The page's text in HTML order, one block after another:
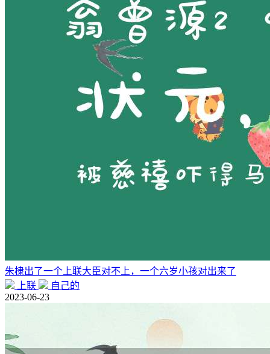
朱棣出了一个上联大臣对不上，一个六岁小孩对出来了
上联
自己的
2023-06-23